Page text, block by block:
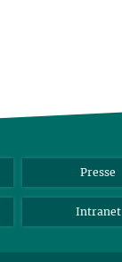
Presse
Intranet